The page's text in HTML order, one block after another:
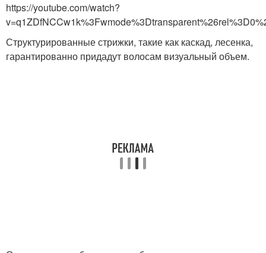
https://youtube.com/watch?
Структурированные стрижки, такие как каскад, лесенка,
гарантированно придадут волосам визуальный объем.